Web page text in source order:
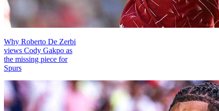
Why Roberto De Zerbi
views Cody Gakpo as
the missing piece for
Spurs